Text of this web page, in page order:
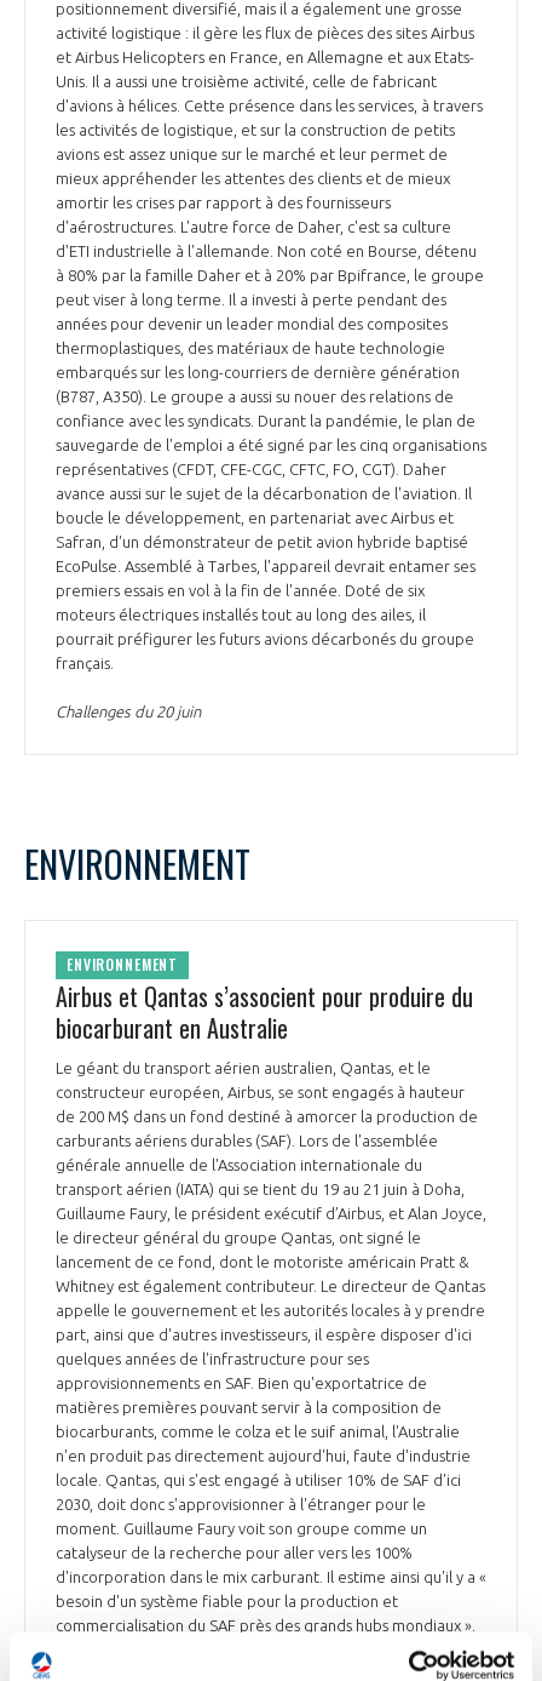
positionnement diversifié, mais il a également une grosse
activité logistique : il gère les flux de pièces des sites Airbus
et Airbus Helicopters en France, en Allemagne et aux Etats-
Unis. Il a aussi une troisième activité, celle de fabricant
d'avions à hélices. Cette présence dans les services, à travers
les activités de logistique, et sur la construction de petits
avions est assez unique sur le marché et leur permet de
mieux appréhender les attentes des clients et de mieux
amortir les crises par rapport à des fournisseurs
d'aérostructures. L'autre force de Daher, c'est sa culture
d'ETI industrielle à l'allemande. Non coté en Bourse, détenu
à 80% par la famille Daher et à 20% par Bpifrance, le groupe
peut viser à long terme. Il a investi à perte pendant des
années pour devenir un leader mondial des composites
thermoplastiques, des matériaux de haute technologie
embarqués sur les long-courriers de dernière génération
(B787, A350). Le groupe a aussi su nouer des relations de
confiance avec les syndicats. Durant la pandémie, le plan de
sauvegarde de l'emploi a été signé par les cinq organisations
représentatives (CFDT, CFE-CGC, CFTC, FO, CGT). Daher
avance aussi sur le sujet de la décarbonation de l'aviation. Il
boucle le développement, en partenariat avec Airbus et
Safran, d'un démonstrateur de petit avion hybride baptisé
EcoPulse. Assemblé à Tarbes, l'appareil devrait entamer ses
premiers essais en vol à la fin de l'année. Doté de six
moteurs électriques installés tout au long des ailes, il
pourrait préfigurer les futurs avions décarbonés du groupe
français.
Challenges du 20 juin
ENVIRONNEMENT
ENVIRONNEMENT
Airbus et Qantas s’associent pour produire du
biocarburant en Australie
Le géant du transport aérien australien, Qantas, et le
constructeur européen, Airbus, se sont engagés à hauteur
de 200 M$ dans un fond destiné à amorcer la production de
carburants aériens durables (SAF). Lors de l'assemblée
générale annuelle de l'Association internationale du
transport aérien (IATA) qui se tient du 19 au 21 juin à Doha,
Guillaume Faury, le président exécutif d’Airbus, et Alan Joyce,
le directeur général du groupe Qantas, ont signé le
lancement de ce fond, dont le motoriste américain Pratt &
Whitney est également contributeur. Le directeur de Qantas
appelle le gouvernement et les autorités locales à y prendre
part, ainsi que d'autres investisseurs, il espère disposer d'ici
quelques années de l'infrastructure pour ses
approvisionnements en SAF. Bien qu'exportatrice de
matières premières pouvant servir à la composition de
biocarburants, comme le colza et le suif animal, l'Australie
n'en produit pas directement aujourd'hui, faute d'industrie
locale. Qantas, qui s'est engagé à utiliser 10% de SAF d'ici
2030, doit donc s'approvisionner à l'étranger pour le
moment. Guillaume Faury voit son groupe comme un
catalyseur de la recherche pour aller vers les 100%
d'incorporation dans le mix carburant. Il estime ainsi qu'il y a «
besoin d'un système fiable pour la production et
commercialisation du SAF près des grands hubs mondiaux ».